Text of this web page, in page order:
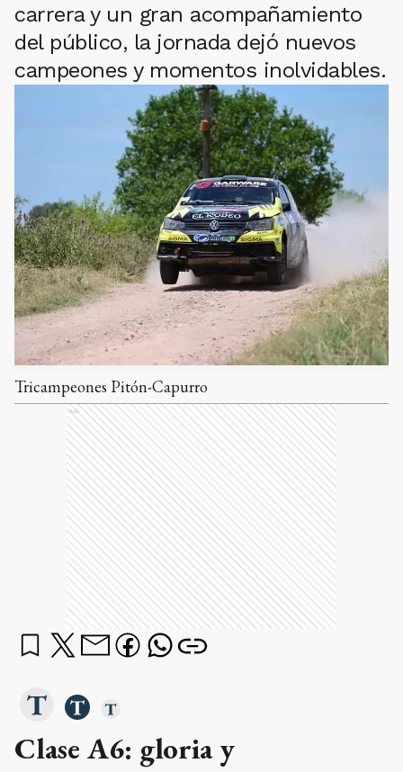
carrera y un gran acompañamiento
del público, la jornada dejó nuevos
campeones y momentos inolvidables.
Tricampeones Pitón-Capurro
Ads
Clase A6: gloria y